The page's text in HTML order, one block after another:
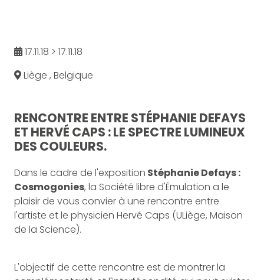
17.11.18 > 17.11.18
Liège , Belgique
RENCONTRE ENTRE STÉPHANIE DEFAYS
ET HERVÉ CAPS : LE SPECTRE LUMINEUX
DES COULEURS.
Dans le cadre de l'exposition Stéphanie Defays :
Cosmogonies, la Société libre d'Émulation a le
plaisir de vous convier à une rencontre entre
l'artiste et le physicien Hervé Caps (ULiège, Maison
de la Science).
L'objectif de cette rencontre est de montrer la